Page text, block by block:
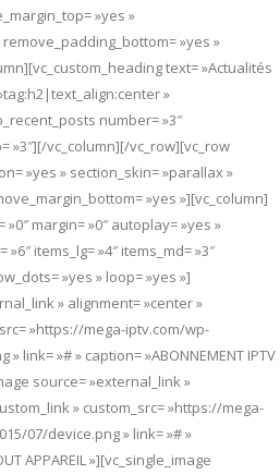
»yes »
»yes »
text= »Actualités
»
number= »3″
»3″][/vc_column][/vc_row][vc_row
»yes » section_skin= »parallax »
»yes »][vc_column]
margin= »0″ autoplay= »yes »
items_lg= »4″ items_md= »3″
»yes » loop= »yes »]
» alignment= »center »
»https://mega-iptv.com/wp-
link= »# » caption= »ABONNEMENT IPTV
source= »external_link »
» custom_src= »https://mega-
07/device.png » link= »# »
APPAREIL »][vc_single_image